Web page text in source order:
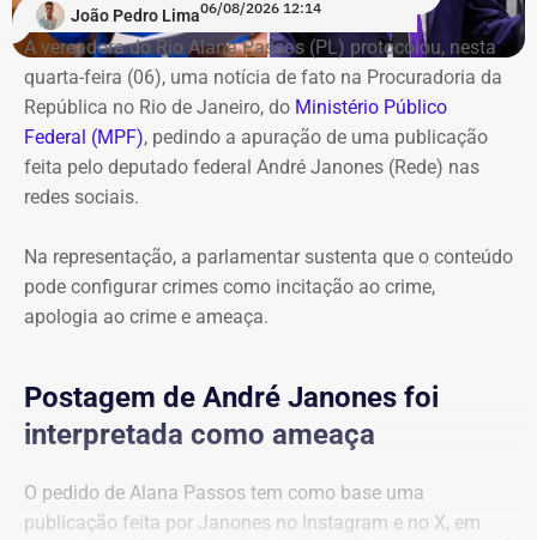
Executivo municipal, iria para organizações criminosas e
chegaria a R$ 975 mil mensais.
A operação começou por volta das 8h30 e reuniu agentes
da Secretaria Municipal de Ordem Pública (Seop),
Instituto Municipal de Vigilância Sanitária (IVISA-Rio),
Guarda Municipal, Comlurb, CET-Rio, Defesa Civil,
da Secretaria de Estado de Segurança Pública, Polícia
Militar, Light e Águas do Rio.
João Pedro Lima06/08/2026 12:14
A vereadora do Rio Alana Passos (PL) protocolou, nesta
quarta-feira (06), uma notícia de fato na Procuradoria da
República no Rio de Janeiro, do Ministério Público
Federal (MPF), pedindo a apuração de uma publicação
feita pelo deputado federal André Janones (Rede) nas
redes sociais.
Na representação, a parlamentar sustenta que o conteúdo
pode configurar crimes como incitação ao crime,
apologia ao crime e ameaça.
Postagem de André Janones foi
interpretada como ameaça
O pedido de Alana Passos tem como base uma
publicação feita por Janones no Instagram e no X, em